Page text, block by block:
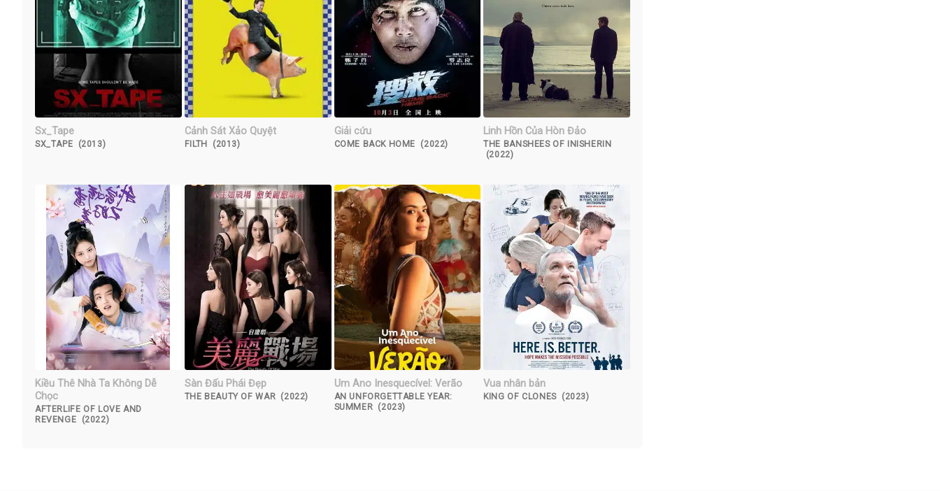
Sx_Tape
SX_TAPE (2013)
Cảnh Sát Xảo Quyệt
FILTH (2013)
Giải cứu
COME BACK HOME (2022)
Linh Hồn Của Hòn Đảo
THE BANSHEES OF INISHERIN
(2022)
Kiều Thê Nhà Ta Không Dễ
Chọc
AFTERLIFE OF LOVE AND
REVENGE (2022)
Sàn Đấu Phái Đẹp
THE BEAUTY OF WAR (2022)
Um Ano Inesquecível: Verão
AN UNFORGETTABLE YEAR:
SUMMER (2023)
Vua nhân bản
KING OF CLONES (2023)